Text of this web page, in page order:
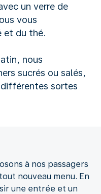
un verre de
vous
et du thé.
nous
sucrés ou salés,
sortes
à nos passagers
nouveau menu. En
une entrée et un